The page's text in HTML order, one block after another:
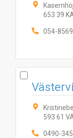
653 39
054-
593 61
0490-